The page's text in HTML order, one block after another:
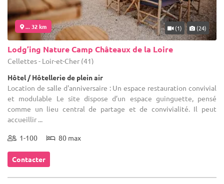
... 32 km (1) (24)
Lodg’ing Nature Camp Châteaux de la Loire
Cellettes - Loir-et-Cher (41)
Hôtel / Hôtellerie de plein air
Location de salle d'anniversaire : Un espace restauration convivial
et modulable Le site dispose d’un espace guinguette, pensé
comme un lieu central de partage et de convivialité. Il peut
accueillir ...
1-100 80 max
Contacter